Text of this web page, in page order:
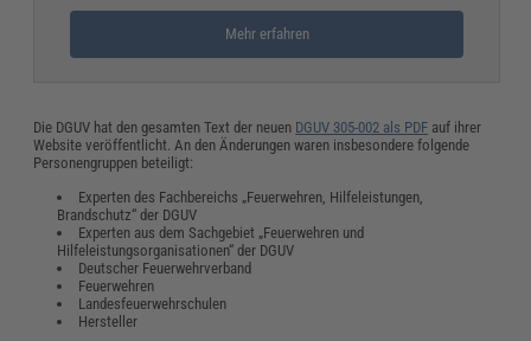
Mehr erfahren
Die DGUV hat den gesamten Text der neuen DGUV 305-002 als PDF auf ihrer
Website veröffentlicht. An den Änderungen waren insbesondere folgende
Personengruppen beteiligt:
Experten des Fachbereichs „Feuerwehren, Hilfeleistungen,
Brandschutz“ der DGUV
Experten aus dem Sachgebiet „Feuerwehren und
Hilfeleistungsorganisationen“ der DGUV
Deutscher Feuerwehrverband
Feuerwehren
Landesfeuerwehrschulen
Hersteller